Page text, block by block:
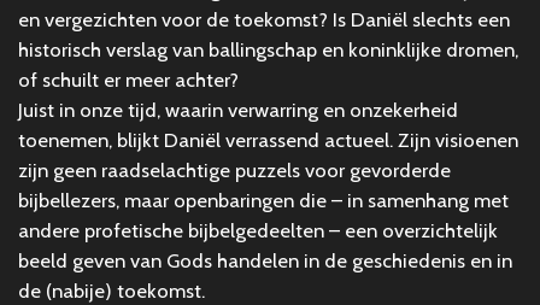
en vergezichten voor de toekomst? Is Daniël slechts een
historisch verslag van ballingschap en koninklijke dromen,
of schuilt er meer achter?
Juist in onze tijd, waarin verwarring en onzekerheid
toenemen, blijkt Daniël verrassend actueel. Zijn visioenen
zijn geen raadselachtige puzzels voor gevorderde
bijbellezers, maar openbaringen die – in samenhang met
andere profetische bijbelgedeelten – een overzichtelijk
beeld geven van Gods handelen in de geschiedenis en in
de (nabije) toekomst.